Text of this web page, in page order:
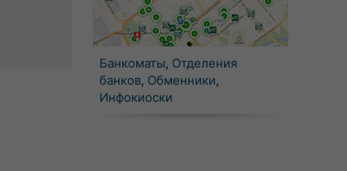
Банкоматы, Отделения
банков, Обменники,
Инфокиоски